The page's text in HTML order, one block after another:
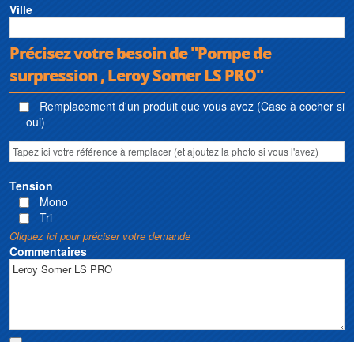
Ville
Précisez votre besoin de "Pompe de
surpression , Leroy Somer LS PRO"
Remplacement d'un produit que vous avez (Case à cocher si
oui)
Tension
Mono
Tri
Cliquez ici pour préciser votre demande
Commentaires